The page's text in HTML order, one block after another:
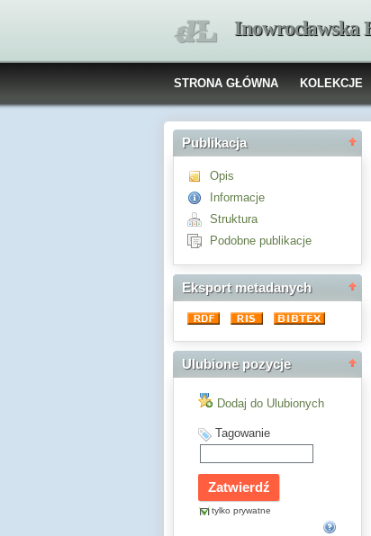
Inowrocławska
STRONA GŁÓWNA KOLEKCJE
Publikacja
Opis
Informacje
Struktura
Podobne publikacje
Eksport metadanych
Ulubione pozycje
Dodaj do Ulubionych
Tagowanie
tylko prywatne